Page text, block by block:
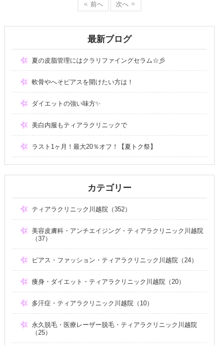
前へ 次へ
最新ブログ
夏の皮脂管理にはクラリファイングセラム☆彡
軟骨やへそピアスを開けたい方は！
ダイエットの強い味方✨
美白内服もティアラクリニックで
ラスト1ヶ月！最大20％オフ！【夏トク祭】
カテゴリー
ティアラクリニック川越院（352）
美容皮膚科・アンチエイジング・ティアラクリニック川越院
（37）
ピアス・ファッション・ティアラクリニック川越院（24）
痩身・ダイエット・ティアラクリニック川越院（20）
多汗症・ティアラクリニック川越院（10）
永久脱毛・医療レーザー脱毛・ティアラクリニック川越院
（25）